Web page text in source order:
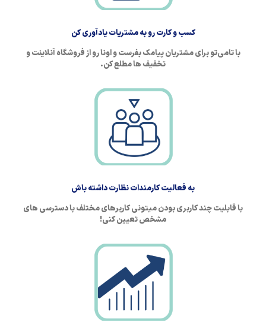
کسب و کارت رو به مشتریات یادآوری کن
با تامی‌تو برای مشتریان پیامک بفرست و اونا رو از فروشگاه آنلاینت و
تخفیف ها مطلع کن.
به فعالیت کارمندات نظارت داشته باش
با قابلیت چند کاربری بودن میتونی کاربرهای مختلف با دسترسی های
مشخص تعیین کنی!